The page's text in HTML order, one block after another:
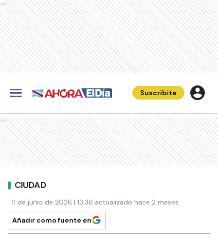
Ads
Suscribite
Ads
CIUDAD
11 de junio de 2026 | 13:36 actualizado hace 2 meses
Añadir como fuente en